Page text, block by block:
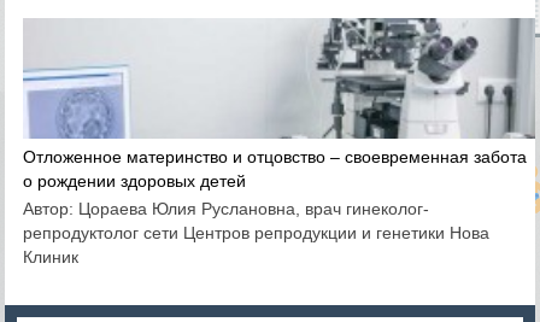
Отложенное материнство и отцовство – своевременная забота
о рождении здоровых детей
Автор: Цораева Юлия Руслановна, врач гинеколог-
репродуктолог сети Центров репродукции и генетики Нова
Клиник